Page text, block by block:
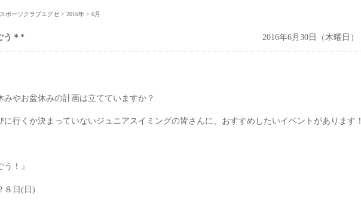
ポーツクラブエグゼ > 2016年 > 6月
う＊* 2016年6月30日（木曜日）
みやお盆休みの計画は立てていますか？
に行くか決まっていないジュニアスイミングの皆さんに、おすすめしたいイベントがあります！
う！』
日(日)